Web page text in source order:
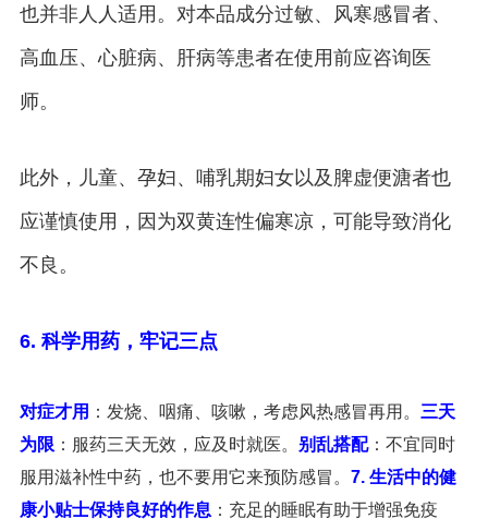
也并非人人适用。对本品成分过敏、风寒感冒者、
高血压、心脏病、肝病等患者在使用前应咨询医
师。
此外，儿童、孕妇、哺乳期妇女以及脾虚便溏者也
应谨慎使用，因为双黄连性偏寒凉，可能导致消化
不良。
6. 科学用药，牢记三点
对症才用 ：发烧、咽痛、咳嗽，考虑风热感冒再用。 三天
为限 ：服药三天无效，应及时就医。 别乱搭配：不宜同时
服用滋补性中药，也不要用它来预防感冒。 7. 生活中的健
康小贴士保持良好的作息 ：充足的睡眠有助于增强免疫